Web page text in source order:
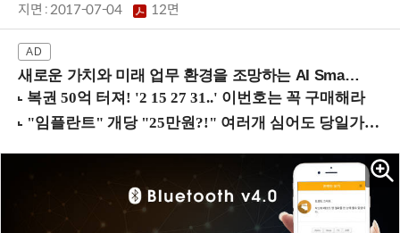
지면 :2017-07-04 12면
새로운 가치와 미래 업무 환경을 조망하는 AI Smart Work Summit 2026 (9/11 코엑스)